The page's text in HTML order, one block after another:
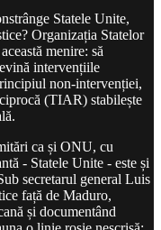
Statele Unite,
Organizația Statelor
menire: să
intervențiile
non-intervenției,
(TIAR) stabilește
ca și ONU, cu
- Statele Unite - este și
secretarul general Luis
față de Maduro,
și documentând